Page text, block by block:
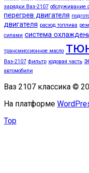
зарядки Ваз-2107 обслуживание
перегрев двигателя
двигателя расход топлива
силами система
трансмиссионное масло
Ваз-2107 фильтр ходовая часть
автомобили
Ваз 2107 классика ©
На платформе
Top